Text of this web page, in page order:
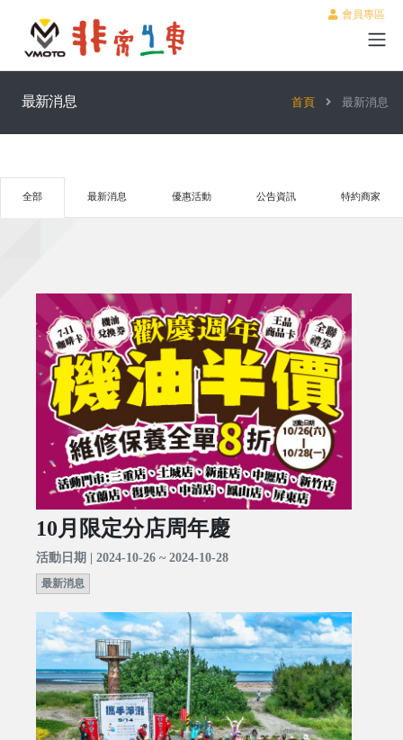
會員專區
最新消息 首頁 最新消息
全部 最新消息 優惠活動 公告資訊 特約商家
10月限定分店周年慶
活動日期 | 2024-10-26 ~ 2024-10-28
最新消息